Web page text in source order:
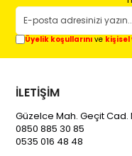
Üyelik koşullarını ve
İLETİŞİM
Güzelce Mah. Geçit Cad.
0850 885 30 85
0535 016 48 48